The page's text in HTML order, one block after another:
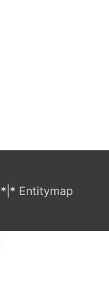
*|* Entitymap